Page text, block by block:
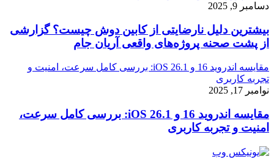
دسامبر 9, 2025
بیشترین دلیل نارضایتی از کابین دوش چیست؟ گزارشی
از پشت صحنه پروژه‌های واقعی آریان جام
مقایسه اندروید 16 و iOS 26.1: بررسی کامل سرعت، امنیت و
تجربه کاربری
نوامبر 17, 2025
مقایسه اندروید 16 و iOS 26.1: بررسی کامل سرعت،
امنیت و تجربه کاربری